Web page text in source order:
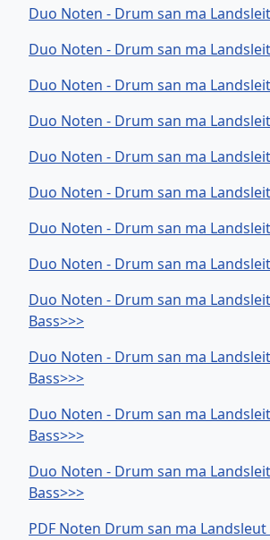
Duo Noten - Drum san ma
Duo Noten - Drum san ma
Duo Noten - Drum san ma
Duo Noten - Drum san ma
Duo Noten - Drum san ma
Duo Noten - Drum san ma
Duo Noten - Drum san ma
Duo Noten - Drum san ma
Duo Noten - Drum san ma
Bass>>>
Duo Noten - Drum san ma
Bass>>>
Duo Noten - Drum san ma
Bass>>>
Duo Noten - Drum san ma
Bass>>>
PDF Noten Drum san ma Landsleut